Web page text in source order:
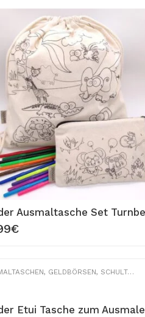
€
, GELDBÖRSEN, SCHULTASCHEN